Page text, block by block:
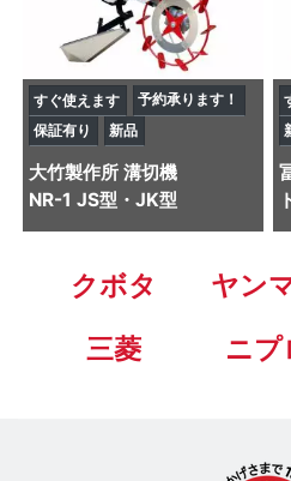
すぐ使えます
予約承ります！
保証有り
新品
大竹製作所 溝切機
NR-1 JS型・JK型
クボタ ヤン
三菱
ニプ